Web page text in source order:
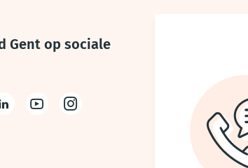
Gent op sociale
YoutubeInstagram